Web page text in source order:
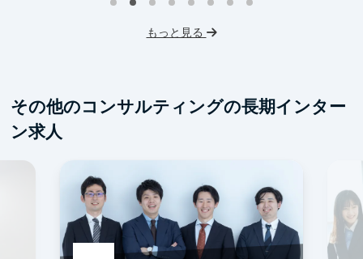
もっと見る
その他のコンサルティングの長期インター
ン求人